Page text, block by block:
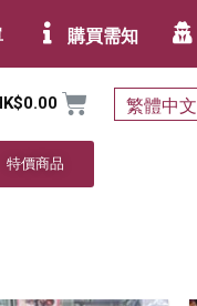
購買需知
0.00 繁體中文
特價商品